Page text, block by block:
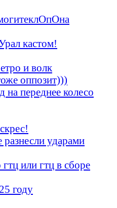
кастом!
и волк
оппозит)))
переднее колесо
ударами
или гтц в сборе
году